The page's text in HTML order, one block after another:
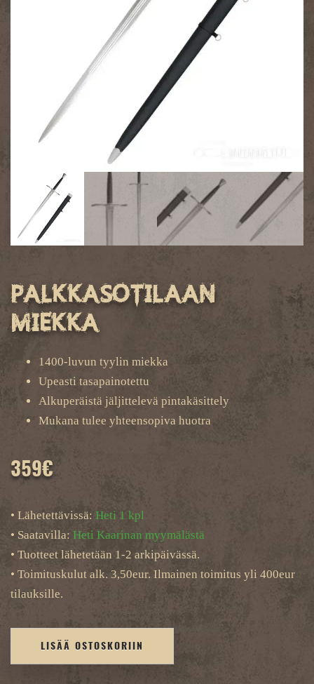
Palkkasotilaan
miekka
1400-luvun tyylin miekka
Upeasti tasapainotettu
Alkuperäistä jäljittelevä pintakäsittely
Mukana tulee yhteensopiva huotra
359€
• Lähetettävissä: Heti 1 kpl
• Saatavilla: Heti Kaarinan myymälästä
• Tuotteet lähetetään 1-2 arkipäivässä.
• Toimituskulut alk. 3,50eur. Ilmainen toimitus yli 400eur
tilauksille.
LISÄÄ OSTOSKORIIN